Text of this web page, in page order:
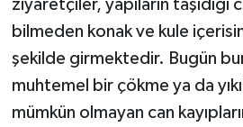
ziyaretçiler, yapıların taşıdığı
bilmeden konak ve kule
şekilde girmektedir. Bugün
muhtemel bir çökme ya da
mümkün olmayan can